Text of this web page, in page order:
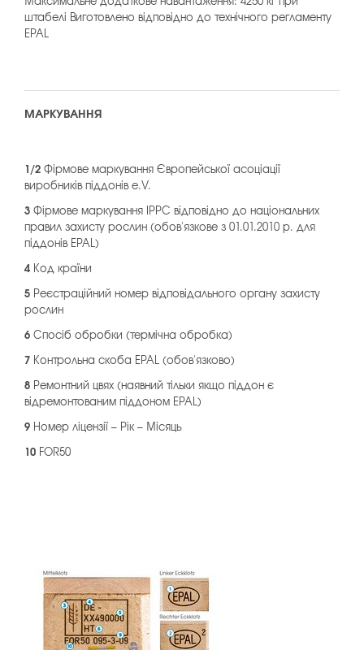
штабелі Виготовлено відповідно до технічного регламенту
EPAL
МАРКУВАННЯ
1/2 Фірмове маркування Європейської асоціації
виробників піддонів e.V.
3 Фірмове маркування IPPC відповідно до національних
правил захисту рослин (обов'язкове з 01.01.2010 р. для
піддонів EPAL)
4 Код країни
5 Реєстраційний номер відповідального органу захисту
рослин
6 Спосіб обробки (термічна обробка)
7 Контрольна скоба EPAL (обов'язково)
8 Ремонтний цвях (наявний тільки якщо піддон є
відремонтованим піддоном EPAL)
9 Номер ліцензії – Рік – Місяць
10 FOR50